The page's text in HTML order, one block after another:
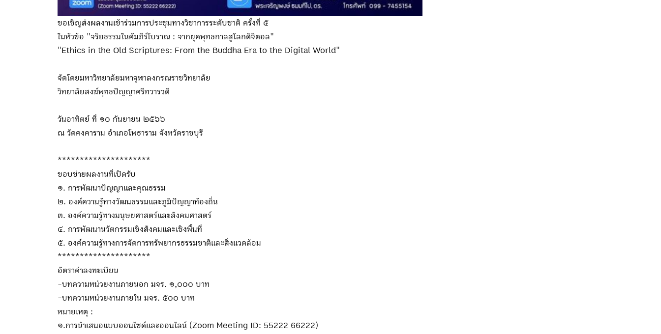
ขอเชิญส่งผลงานเข้าร่วมการประชุมทางวิชาการระดับชาติ ครั้งที่ ๕
ในหัวข้อ "จริยธรรมในคัมภีร์โบราณ : จากยุคพุทธกาลสูโลกดิจิตอล"
"Ethics in the Old Scriptures: From the Buddha Era to the Digital World"
จัดโดยมหาวิทยาลัยมหาจุฬาลงกรณราชวิทยาลัย
วิทยาลัยสงฆ์พุทธปัญญาศรีทวารวดี
วันอาทิตย์ ที่ ๑๐ กันยายน ๒๕๖๖
ณ วัดคงคาราม อำเภอโพธาราม จังหวัดราชบุรี
*********************
ขอบข่ายผลงานที่เปิดรับ
๑. การพัฒนาปัญญาและคุณธรรม
๒. องค์ความรู้ทางวัฒนธรรมและภูมิปัญญาท้องถิ่น
๓. องค์ความรู้ทางมนุษยศาสตร์และสังคมศาสตร์
๔. การพัฒนานวัตกรรมเชิงสังคมและเชิงพื้นที่
๕. องค์ความรู้ทางการจัดการทรัพยากรธรรมชาติและสิ่งแวดล้อม
*********************
อัตราค่าลงทะเบียน
-บทความหน่วยงานภายนอก มจร. ๑,๐๐๐ บาท
-บทความหน่วยงานภายใน มจร. ๕๐๐ บาท
หมายเหตุ :
๑.การนำเสนอแบบออนไซด์และออนไลน์ (Zoom Meeting ID: 55222 66222)